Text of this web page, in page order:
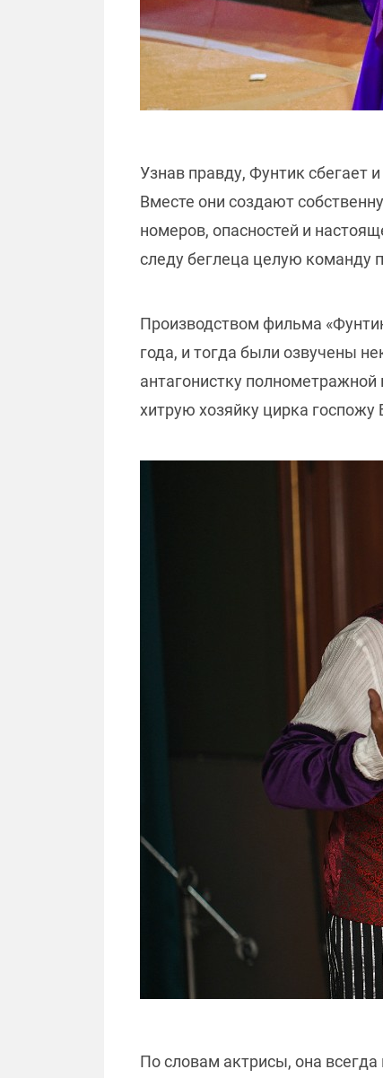
Узнав правду, Фунтик
Вместе они создают
номеров, опасностей и
следу беглеца целую команду
Производством фильма
года, и тогда были озвучены
антагонистку
хитрую хозяйку цирка
По словам актрисы, она